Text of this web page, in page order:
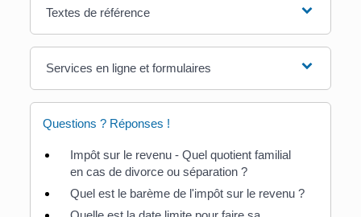
Textes de référence
Services en ligne et formulaires
Questions ? Réponses !
Impôt sur le revenu - Quel quotient familial
en cas de divorce ou séparation ?
Quel est le barème de l'impôt sur le revenu ?